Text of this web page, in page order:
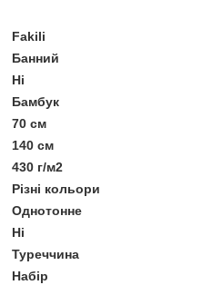
Fakili
Банний
Ні
Бамбук
70 см
140 см
430 г/м2
Різні кольори
Однотонне
Ні
Туреччина
Набір